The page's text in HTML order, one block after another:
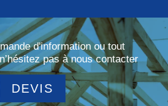
d'information ou tout
pas à nous contacter
DEVIS